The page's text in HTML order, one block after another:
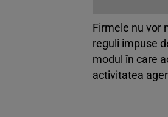
Firmele nu vor
reguli impuse
modul în care
activitatea